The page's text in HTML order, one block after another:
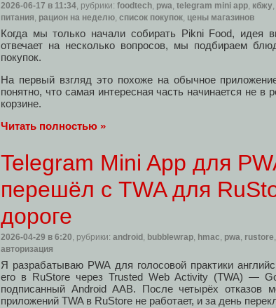
2026-06-17 в 11:34, рубрики: foodtech, pwa, telegram mini app, кбжу,
питания, рацион на неделю, список покупок, цены магазинов
Когда мы только начали собирать Pikni Food, идея
отвечает на несколько вопросов, мы подбираем
покупок.
На первый взгляд это похоже на обычное
понятно, что самая интересная часть начинается не в
корзине.
Читать полностью »
Telegram Mini App для
перешёл с TWA для
дороге
2026-04-29 в 6:20, рубрики: android , bubblewrap, hmac, pwa, rustore,
авторизация
Я разрабатываю PWA для голосовой практики
его в RuStore через Trusted Web Activity (TWA) —
подписанный Android AAB. После четырёх отказов
приложений TWA в RuStore не работает, и за день